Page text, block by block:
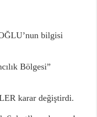
bilgisi
Bölgesi”
karar değiştirdi.